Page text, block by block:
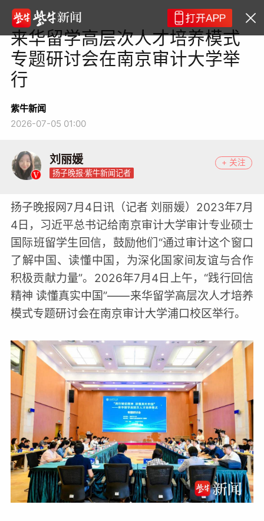
来华留学高层次人才培养模式
专题研讨会在南京审计大学举
行
紫牛新闻
2026-07-05 01:00
刘丽媛
扬子晚报·紫牛新闻记者
+ 关注
扬子晚报网7月4日讯（记者 刘丽媛）2023年7月
4日，习近平总书记给南京审计大学审计专业硕士
国际班留学生回信，鼓励他们“通过审计这个窗口
了解中国、读懂中国，为深化国家间友谊与合作
积极贡献力量”。2026年7月4日上午，“践行回信
精神 读懂真实中国”——来华留学高层次人才培养
模式专题研讨会在南京审计大学浦口校区举行。